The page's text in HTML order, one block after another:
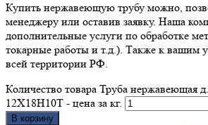
Купить нержавеющую трубу можно,
менеджеру или оставив заявку. Наша
дополнительные услуги по обработке
токарные работы и т.д.). Также к вашим
всей территории РФ.
Количество товара Труба нержавеющая
12Х18Н10Т - цена за кг.
В корзину